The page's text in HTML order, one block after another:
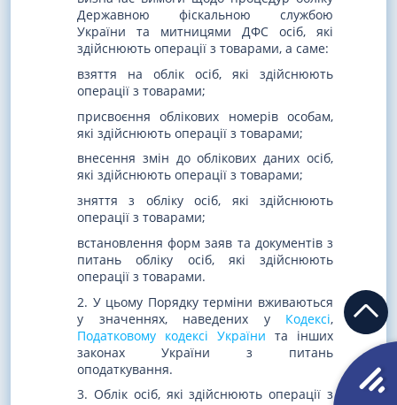
Державною фіскальною службою
України та митницями ДФС осіб, які
здійснюють операції з товарами, а саме:
взяття на облік осіб, які здійснюють
операції з товарами;
присвоєння облікових номерів особам,
які здійснюють операції з товарами;
внесення змін до облікових даних осіб,
які здійснюють операції з товарами;
зняття з обліку осіб, які здійснюють
операції з товарами;
встановлення форм заяв та документів з
питань обліку осіб, які здійснюють
операції з товарами.
2. У цьому Порядку терміни вживаються
у значеннях, наведених у Кодексі,
Податковому кодексі України та інших
законах України з питань
оподаткування.
3. Облік осіб, які здійснюють операції з